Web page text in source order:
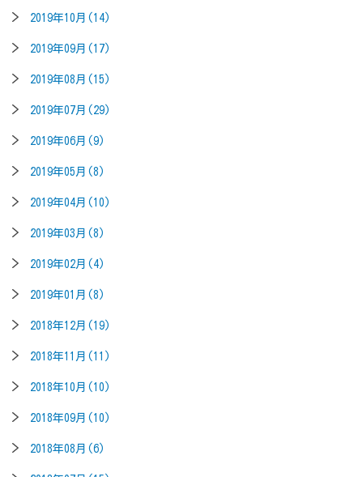
2019年10月(14)
2019年09月(17)
2019年08月(15)
2019年07月(29)
2019年06月(9)
2019年05月(8)
2019年04月(10)
2019年03月(8)
2019年02月(4)
2019年01月(8)
2018年12月(19)
2018年11月(11)
2018年10月(10)
2018年09月(10)
2018年08月(6)